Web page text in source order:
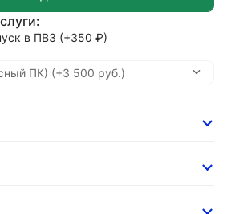
в ПВЗ (+350 ₽)